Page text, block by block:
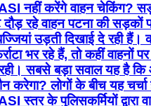
नहीं करेंगे वाहन चेकिंग?
रहे वाहन पटना की सड़कों
उड़ती दिखाई दे रही हैं।
भर रहे हैं, तो कहीं वाहनों
सबसे बड़ा सवाल यह है कि
करेगा? लोगों के बीच यह
स्तर के पुलिसकर्मियों द्वारा